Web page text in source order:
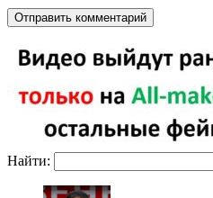
Найти: